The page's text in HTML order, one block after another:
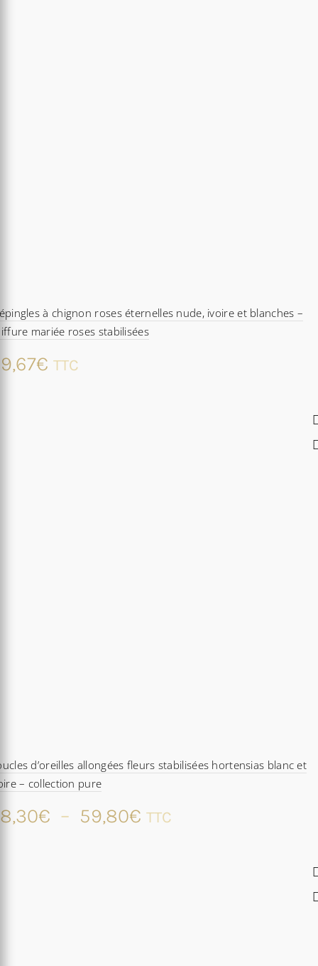
à chignon roses éternelles nude, ivoire et blanches –
mariée roses stabilisées
€ TTC
d’oreilles allongées fleurs stabilisées hortensias blanc et
– collection pure
€ – 59,80€ Plage
TTC